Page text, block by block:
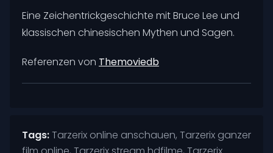
Eine Zeichentrickgeschichte mit Bruce Lee und
klassischen chinesischen Mythen und Sagen.
Referenzen von Themoviedb
Tags:Tarzerix online anschauen, Tarzerix ganzer